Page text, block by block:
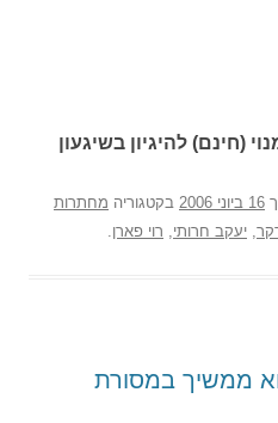
(חינם) להיגיון בשיגעון
16 ביוני 2006 בקטגוריה מחתרות
יעקב חרותי רוי פארן
ממשיך במסורת